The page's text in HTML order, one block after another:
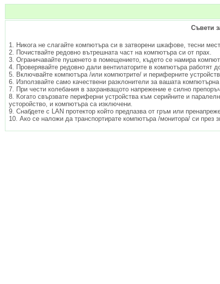
Съвети
1. Никога не слагайте компютъра си в затворени шкафове, тесни
2. Почиствайте редовно вътрешната част на компютъра си от прах.
3. Ограничавайте пушенето в помещението, където се намира
4. Проверявайте редовно дали вентилаторите в компютъра работят
5. Включвайте компютъра /или компютрите/ и периферните
6. Използвайте само качествени разклонители за вашата компютърна
7. При чести колебания в захранващото напрежение е силно
8. Когато свързвате периферни устройства към серийните и
усторойство, и компютъра са изключени.
9. Снабдете с LAN протектор който предпазва от гръм или
10. Ако се наложи да транспортирате компютъра /монитора/ си през